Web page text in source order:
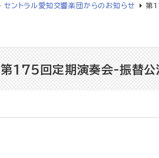
セントラル愛知交響楽団からのお知らせ 第
第175回定期演奏会-振替公